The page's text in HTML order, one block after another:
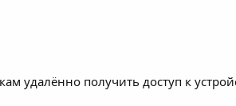
получить доступ к